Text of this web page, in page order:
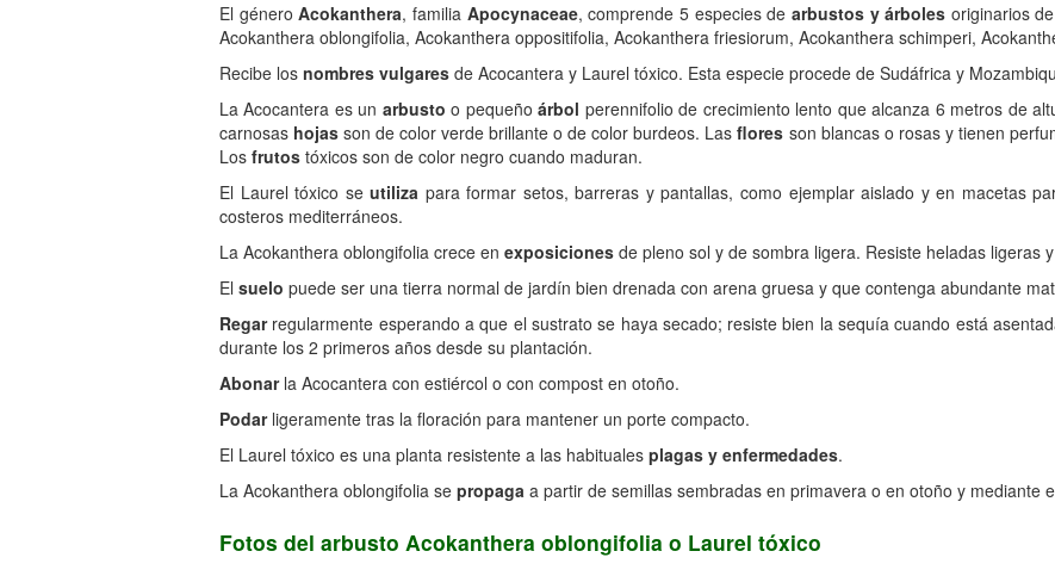
El géneroAcokanthera, familia Apocynaceae, comprende 5 especies de arbustos y árboles originarios
Acokanthera oblongifolia, Acokanthera oppositifolia, Acokanthera friesiorum, Acokanthera schimperi,
Recibe los nombres vulgares de Acocantera y Laurel tóxico. Esta especie procede de Sudáfrica y
La Acocantera es un arbusto o pequeñoárbol perennifolio de crecimiento lento que alcanza 6 metros de
carnosas hojas son de color verde brillante o de color burdeos. Lasflores son blancas o rosas y tienen
Los frutos tóxicos son de color negro cuando maduran.
El Laurel tóxico seutiliza para formar setos, barreras y pantallas, como ejemplar aislado y en macetas
costeros mediterráneos.
La Acokanthera oblongifolia crece en exposiciones de pleno sol y de sombra ligera. Resiste heladas ligeras
El suelo puede ser una tierra normal de jardín bien drenada con arena gruesa y que contenga abundante
Regarregularmente esperando a que el sustrato se haya secado; resiste bien la sequía cuando está
durante los 2 primeros años desde su plantación.
Abonarla Acocantera con estiércol o con compost en otoño.
Podarligeramente tras la floración para mantener un porte compacto.
El Laurel tóxico es una planta resistente a las habituales plagas y enfermedades.
La Acokanthera oblongifolia se propaga a partir de semillas sembradas en primavera o en otoño y mediante
Fotos del arbusto Acokanthera oblongifolia o Laurel tóxico